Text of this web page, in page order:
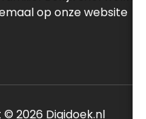
op onze website
2026 Digidoek.nl